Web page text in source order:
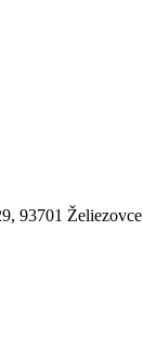
93701 Želiezovce